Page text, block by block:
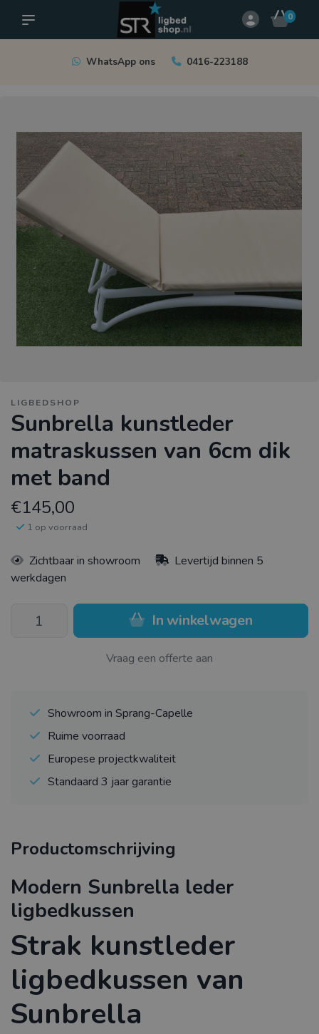
0
WhatsApp ons 0416-223188
LIGBEDSHOP
Sunbrella kunstleder
matraskussen van 6cm dik
met band
€145,00
1 op voorraad
Zichtbaar in showroom
Levertijd binnen 5
werkdagen
In winkelwagen
Vraag een offerte aan
Showroom in Sprang-Capelle
Ruime voorraad
Europese projectkwaliteit
Standaard 3 jaar garantie
Productomschrijving
Modern Sunbrella leder
ligbedkussen
Strak kunstleder
ligbedkussen van
Sunbrella